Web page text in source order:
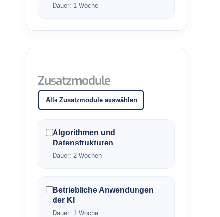
Dauer: 1 Woche
Zusatzmodule
Alle Zusatzmodule auswählen
Algorithmen und
Datenstrukturen
Dauer: 2 Wochen
Betriebliche Anwendungen
der KI
Dauer: 1 Woche